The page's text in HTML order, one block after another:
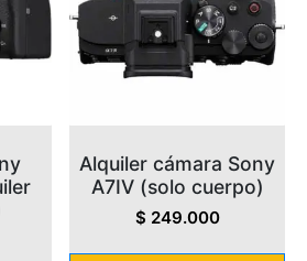
Alquiler cámara Sony
A7IV (solo cuerpo)
$ 249.000